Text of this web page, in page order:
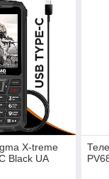
X-treme
Black UA